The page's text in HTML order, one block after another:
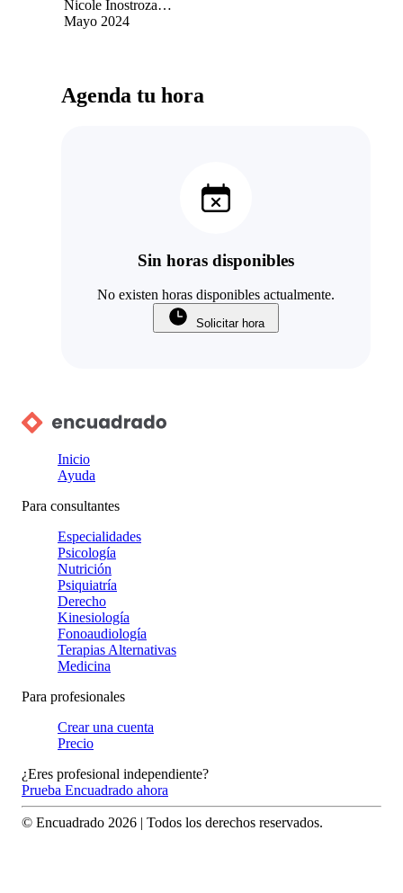
Nicole Inostroza
Figueroa
Mayo 2024
Agenda tu hora
Sin horas disponibles
No existen horas disponibles actualmente.
Solicitar hora
Inicio
Ayuda
Para consultantes
Especialidades
Psicología
Nutrición
Psiquiatría
Derecho
Kinesiología
Fonoaudiología
Terapias Alternativas
Medicina
Para profesionales
Crear una cuenta
Precio
¿Eres profesional independiente?
Prueba Encuadrado ahora
© Encuadrado 2026 | Todos los derechos reservados.